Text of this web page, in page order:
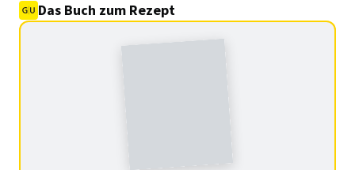
Das Buch zum Rezept